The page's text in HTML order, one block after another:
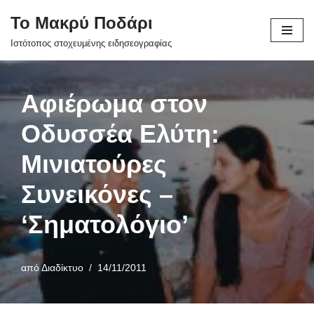
Μεταπηδήστε
Το Μακρύ Ποδάρι
Ιστότοπος στοχευμένης ειδησεογραφίας
Αφιέρωμα στον
Οδυσσέα Ελύτη:
Μινιατούρες
Συνεικόνες –
‘Σηματολόγιο’
απόΔιαδίκτυο 14/11/2011